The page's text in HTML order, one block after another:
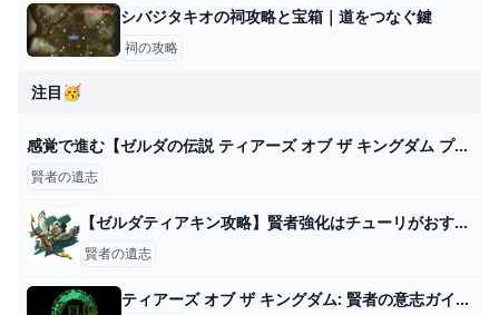
シバジタキオの祠攻略と宝箱｜道をつなぐ鍵
祠の攻略
注目🥳
感覚で進む【ゼルダの伝説 ティアーズ オブ ザ キングダム プレイ日記162】オルディン地方へ - ユキシロ日記
賢者の遺志
【ゼルダティアキン攻略】賢者強化はチューリがおすすめか。 – ゲーム攻略のかけら
賢者の遺志
ティアーズ オブ ザ キングダム: 賢者の意志ガイド - Play Trucos